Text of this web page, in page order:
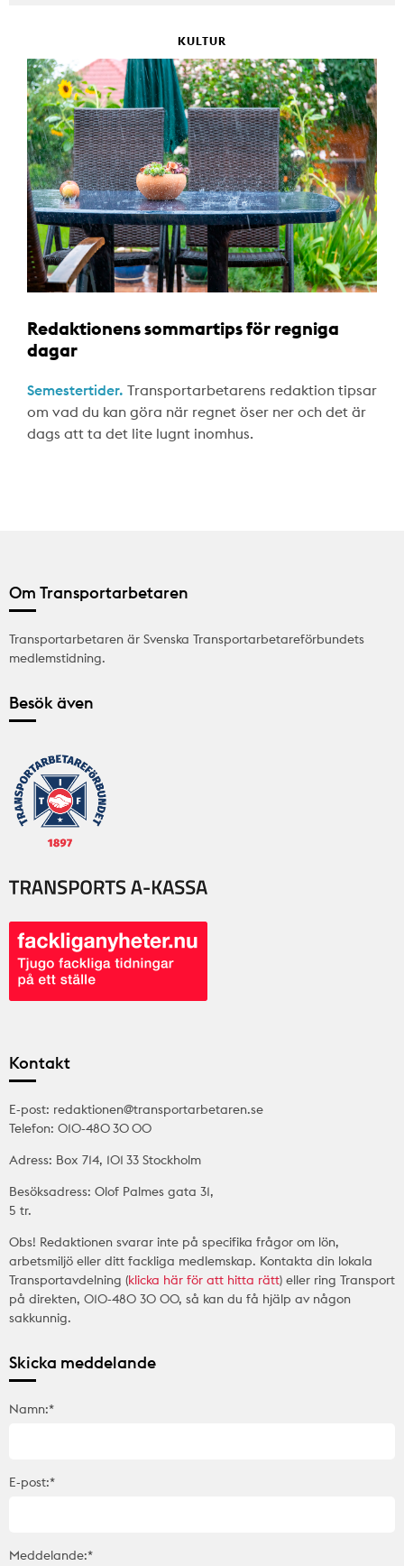
KULTUR
Redaktionens sommartips för regniga
dagar
Semestertider. Transportarbetarens redaktion tipsar
om vad du kan göra när regnet öser ner och det är
dags att ta det lite lugnt inomhus.
Om Transportarbetaren
Transportarbetaren är Svenska Transportarbetareförbundets
medlemstidning.
Besök även
Kontakt
E-post: redaktionen@transportarbetaren.se
Telefon: 010-480 30 00
Adress: Box 714, 101 33 Stockholm
Besöksadress: Olof Palmes gata 31,
5 tr.
Obs! Redaktionen svarar inte på specifika frågor om lön,
arbetsmiljö eller ditt fackliga medlemskap. Kontakta din lokala
Transportavdelning (klicka här för att hitta rätt) eller ring Transport
på direkten, 010-480 30 00, så kan du få hjälp av någon
sakkunnig.
Skicka meddelande
Namn:*
E-post:*
Meddelande:*